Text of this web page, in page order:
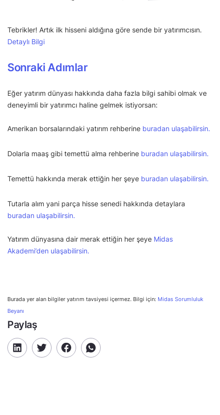
Tebrikler! Artık ilk hisseni aldığına göre sende bir yatırımcısın.
Detaylı Bilgi
Sonraki Adımlar
Eğer yatırım dünyası hakkında daha fazla bilgi sahibi olmak ve
deneyimli bir yatırımcı haline gelmek istiyorsan:
Amerikan borsalarındaki yatırım rehberine buradan ulaşabilirsin.
Dolarla maaş gibi temettü alma rehberine buradan ulaşabilirsin.
Temettü hakkında merak ettiğin her şeye buradan ulaşabilirsin.
Tutarla alım yani parça hisse senedi hakkında detaylara
buradan ulaşabilirsin.
Yatırım dünyasına dair merak ettiğin her şeye Midas
Akademi’den ulaşabilirsin.
Burada yer alan bilgiler yatırım tavsiyesi içermez. Bilgi için: Midas Sorumluluk
Beyanı
Paylaş